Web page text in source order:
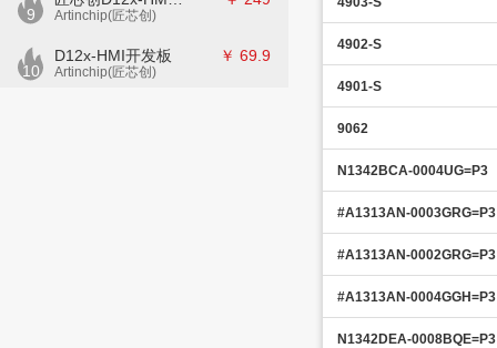
9 Artinchip(匠芯创)
10
D12x-HMI开发板
Artinchip(匠芯创)
￥ 69.9
4902-S
4901-S
9062
N1342BCA-0004UG=P3
#A1313AN-0003GRG=P3
#A1313AN-0002GRG=P3
#A1313AN-0004GGH=P3
N1342DEA-0008BQE=P3